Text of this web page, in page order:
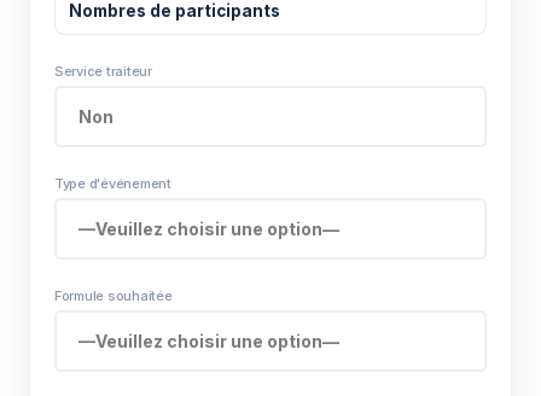
Service traiteur
Type d'événement
Formule souhaitée